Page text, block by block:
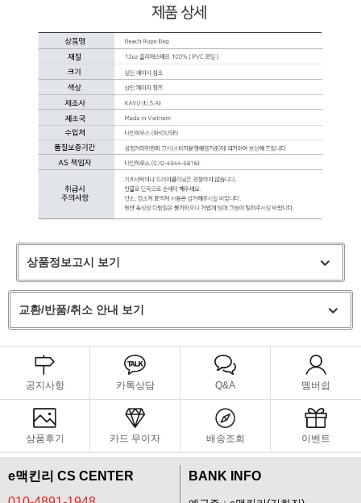
상품정보고시 보기
교환/반품/취소 안내 보기
공지사항 카톡상담 Q&A 멤버쉽
상품후기 카드 무이자 배송조회 이벤트
e맥킨리 CS CENTER
BANK INFO